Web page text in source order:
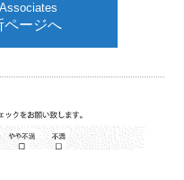
ページへ